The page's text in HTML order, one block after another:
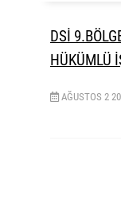
DSİ
HÜKÜMLÜ
AĞUSTOS 2